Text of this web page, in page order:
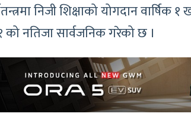
निजी शिक्षाको योगदान
को नतिजा सार्वजनिक गरेको छ ।